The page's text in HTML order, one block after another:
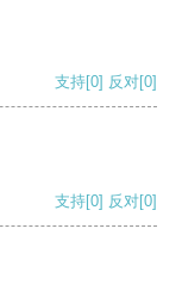
支持[0] 反对[0]
支持[0] 反对[0]